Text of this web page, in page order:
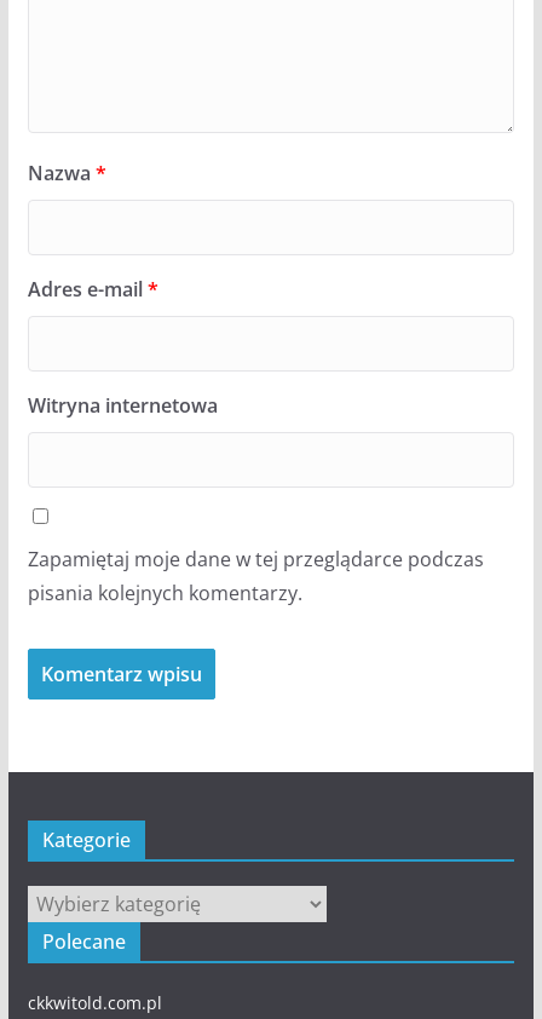
Nazwa *
Adres e-mail*
Witryna internetowa
Zapamiętaj moje dane w tej przeglądarce podczas
pisania kolejnych komentarzy.
Kategorie
Kategorie
Polecane
ckkwitold.com.pl